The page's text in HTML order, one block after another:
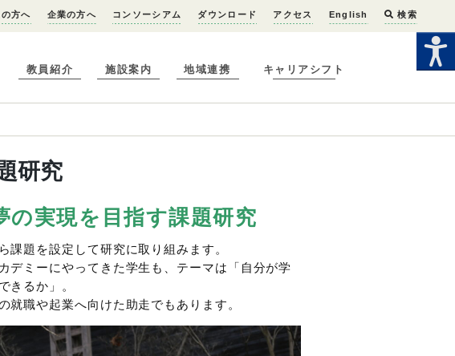
方へ 企業の方へ コンソーシアム ダウンロード アクセス English 検索
教員紹介 施設案内 地域連携 キャリアシフト
研究
の実現を目指す課題研究
課題を設定して研究に取り組みます。
デミーにやってきた学生も、テーマは「自分が学
きるか」。
就職や起業へ向けた助走でもあります。